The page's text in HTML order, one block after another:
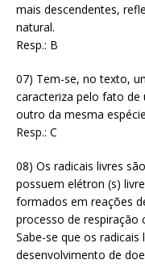
mais descendentes,
natural.
Resp.: B
07) Tem-se, no texto,
caracteriza pelo fato de
outro da mesma
Resp.: C
08) Os radicais livres
possuem elétron (s)
formados em reações
processo de respiração
Sabe-se que os
desenvolvimento de